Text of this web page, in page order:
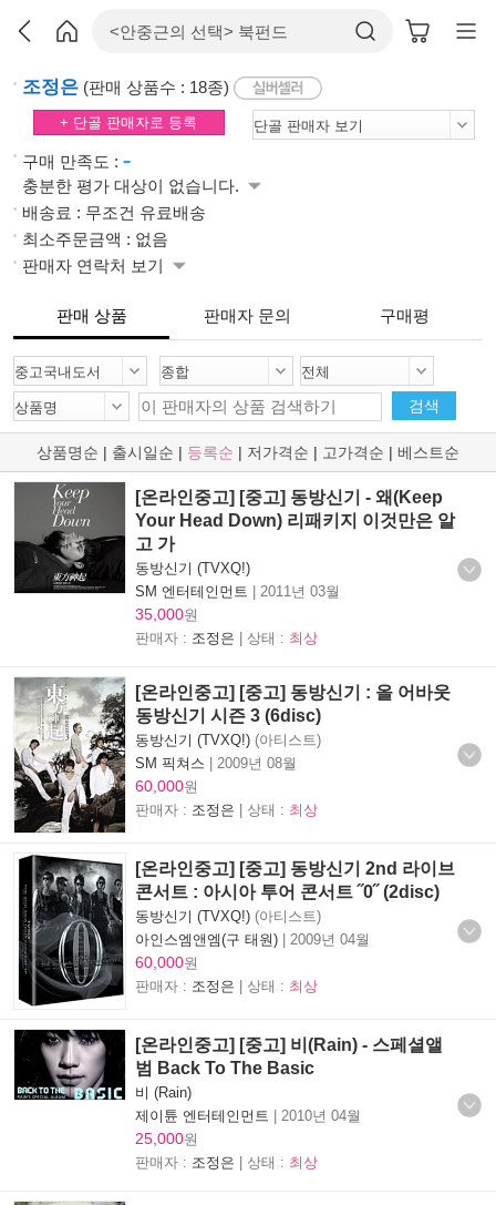
조정은 (판매 상품수 : 18종)
+ 단골 판매자로 등록
구매 만족도 : -
충분한 평가 대상이 없습니다.
배송료 : 무조건 유료배송
최소주문금액 : 없음
판매자 연락처 보기
판매 상품 판매자 문의 구매평
검색
상품명순 | 출시일순 | 등록순 | 저가격순 | 고가격순 | 베스트순
[온라인중고] [중고] 동방신기 - 왜(Keep
Your Head Down) 리패키지 이것만은 알
고 가
동방신기 (TVXQ!)
SM 엔터테인먼트 | 2011년 03월
35,000원
판매자 : 조정은 | 상태 : 최상
[온라인중고] [중고] 동방신기 : 올 어바웃
동방신기 시즌 3 (6disc)
동방신기 (TVXQ!) (아티스트)
SM 픽쳐스 | 2009년 08월
60,000원
판매자 : 조정은 | 상태 : 최상
[온라인중고] [중고] 동방신기 2nd 라이브
콘서트 : 아시아 투어 콘서트 ˝0˝ (2disc)
동방신기 (TVXQ!) (아티스트)
아인스엠앤엠(구 태원) | 2009년 04월
60,000원
판매자 : 조정은 | 상태 : 최상
[온라인중고] [중고] 비(Rain) - 스페셜앨
범 Back To The Basic
비 (Rain)
제이튠 엔터테인먼트 | 2010년 04월
25,000원
판매자 : 조정은 | 상태 : 최상